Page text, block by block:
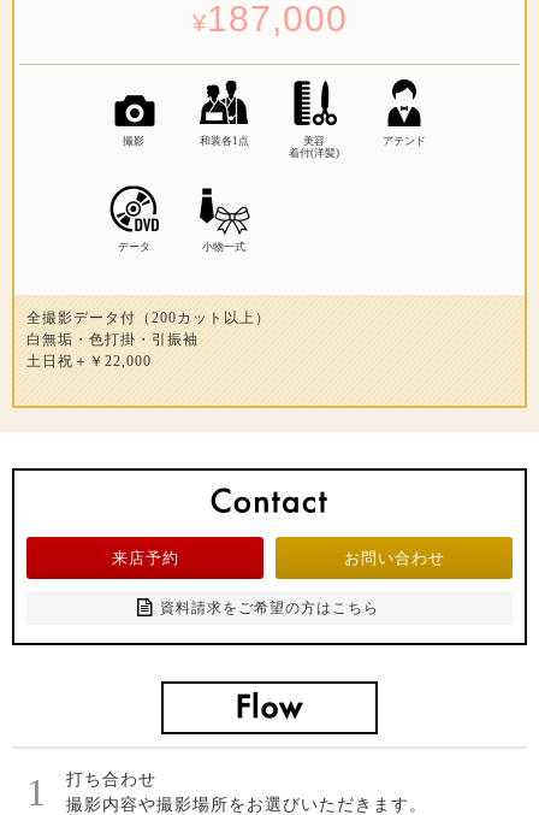
¥187,000
撮影 和装各1点
美容
着付(洋髪)
アテンド
データ 小物一式
全撮影データ付（200カット以上）
白無垢・色打掛・引振袖
土日祝＋￥22,000
来店予約 お問い合わせ
資料請求をご希望の方はこちら
1
打ち合わせ
撮影内容や撮影場所をお選びいただきます。